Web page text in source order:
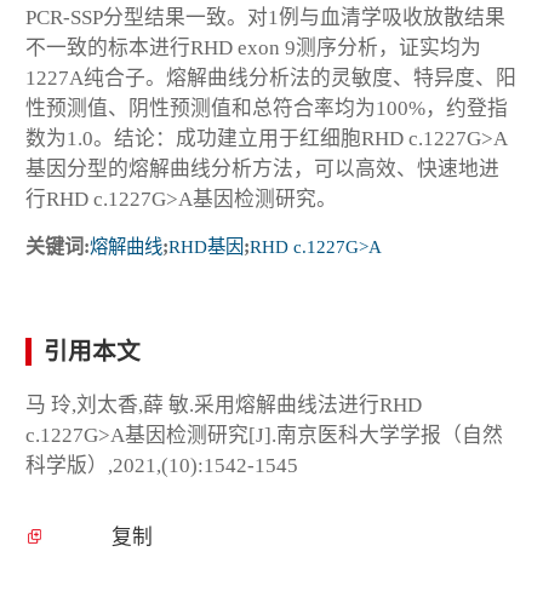
PCR-SSP分型结果一致。对1例与血清学吸收放散结果
不一致的标本进行RHD exon 9测序分析，证实均为
1227A纯合子。熔解曲线分析法的灵敏度、特异度、阳
性预测值、阴性预测值和总符合率均为100%，约登指
数为1.0。结论：成功建立用于红细胞RHD c.1227G>A
基因分型的熔解曲线分析方法，可以高效、快速地进
行RHD c.1227G>A基因检测研究。
关键词:熔解曲线;RHD基因;RHD c.1227G>A
引用本文
马 玲,刘太香,薛 敏.采用熔解曲线法进行RHD
c.1227G>A基因检测研究[J].南京医科大学学报（自然
科学版）,2021,(10):1542-1545
复制